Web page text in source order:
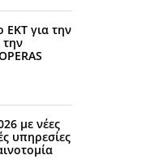
ΕΚΤ για την
την
με νέες
υπηρεσίες